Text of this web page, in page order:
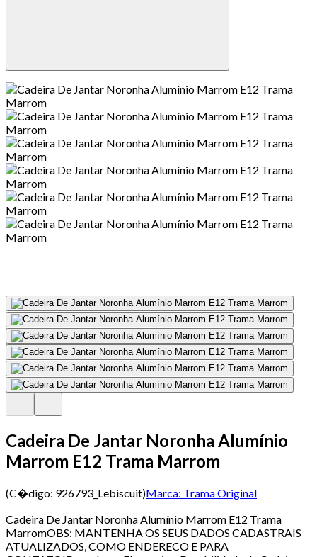
Cadeira De Jantar Noronha Alumínio
Marrom E12 Trama Marrom
(C�digo: 926793_Lebiscuit)Marca: Trama Original
Cadeira De Jantar Noronha Alumínio Marrom E12 Trama
MarromOBS: MANTENHA OS SEUS DADOS CADASTRAIS
ATUALIZADOS, COMO ENDERECO E PARA